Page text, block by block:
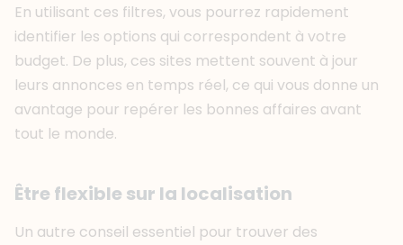
En utilisant ces filtres, vous pourrez rapidement
identifier les options qui correspondent à votre
budget. De plus, ces sites mettent souvent à jour
leurs annonces en temps réel, ce qui vous donne un
avantage pour repérer les bonnes affaires avant
tout le monde.
Être flexible sur la localisation
Un autre conseil essentiel pour trouver des